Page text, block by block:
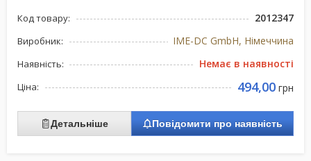
Код товару: 2012347
Виробник: IME-DC GmbH, Німеччина
Наявність: Немає в наявності
Ціна: 494,00 грн
Детальніше Повідомити про наявність